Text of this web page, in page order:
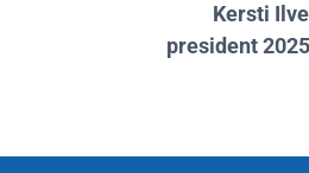
Kersti
president